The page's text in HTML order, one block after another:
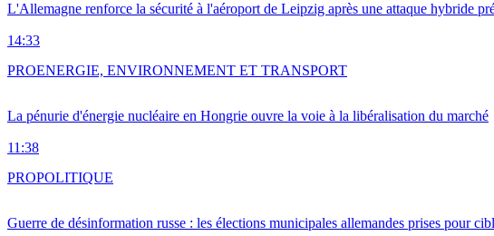
L'Allemagne renforce la sécurité à l'aéroport de Leipzig après une attaque hybride
14:33
La pénurie d'énergie nucléaire en Hongrie ouvre la voie à la libéralisation du marché
11:38
PROENERGIE, ENVIRONNEMENT ET TRANSPORT
Guerre de désinformation russe : les élections municipales allemandes prises pour
PROPOLITIQUE